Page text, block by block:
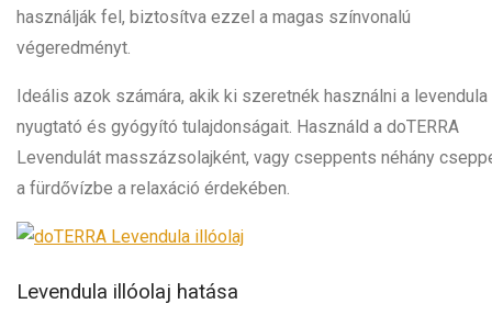
használják fel, biztosítva ezzel a magas színvonalú
végeredményt.
Ideális azok számára, akik ki szeretnék használni a levendula
nyugtató és gyógyító tulajdonságait. Használd a doTERRA
Levendulát masszázsolajként, vagy cseppents néhány
a fürdővízbe a relaxáció érdekében.
Levendula illóolaj hatása​